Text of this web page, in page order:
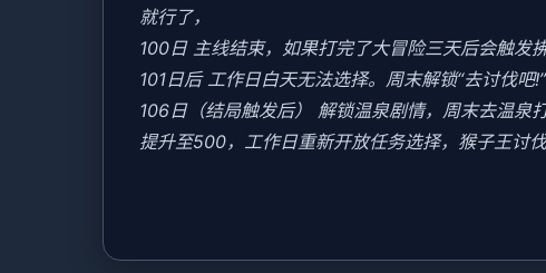
就行了，
100日 主线结束，如果打完了大冒险三天后会触发
101日后 工作日白天无法选择。周末解锁“去讨伐吧
106日（结局触发后） 解锁温泉剧情，周末去温泉
提升至500，工作日重新开放任务选择，猴子王讨